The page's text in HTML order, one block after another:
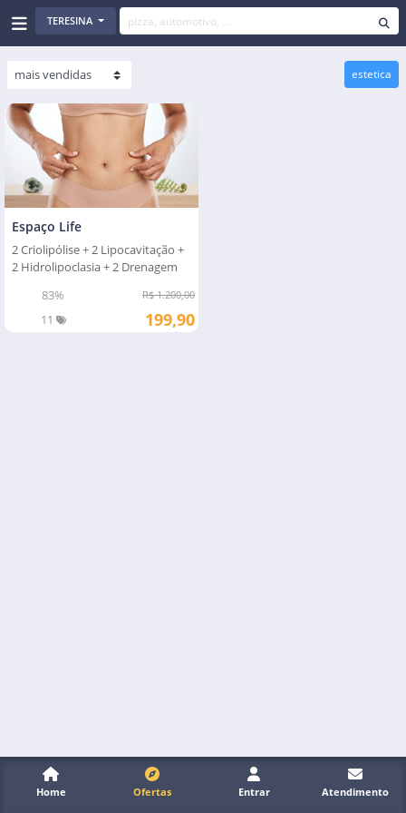
TERESINA
Home Ofertas Entrar Atendimento
estetica
Espaço Life
2 Criolipólise + 2 Lipocavitação +
2 Hidrolipoclasia + 2 Drenagem
83%
R$ 1.200,00
11 199,90